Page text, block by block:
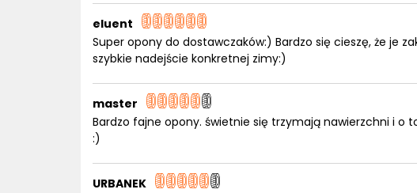
eluent
Super opony do dostawczaków:) Bardzo się cieszę, że je
szybkie nadejście konkretnej zimy:)
master
Bardzo fajne opony. świetnie się trzymają nawierzchni i o
:)
URBANEK